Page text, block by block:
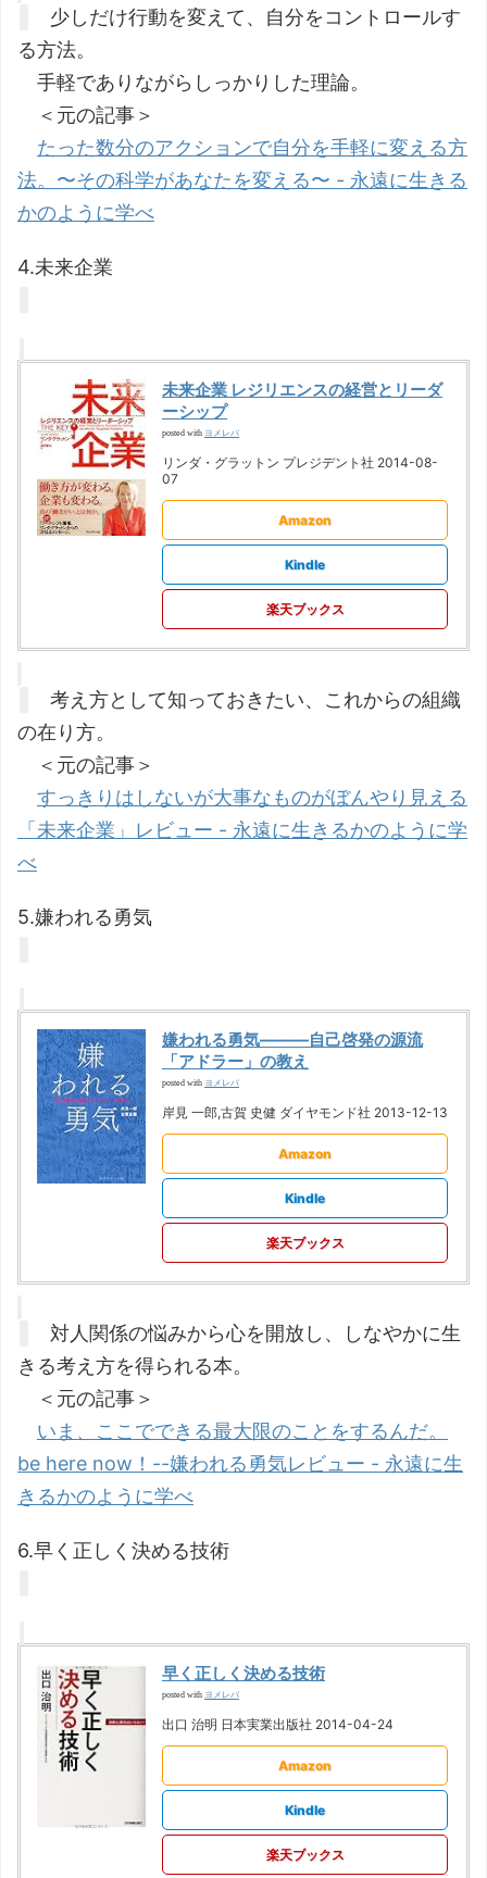
少しだけ行動を変えて、自分をコントロールす
る方法。
手軽でありながらしっかりした理論。
＜元の記事＞
たった数分のアクションで自分を手軽に変える方
法。〜その科学があなたを変える〜 - 永遠に生きる
かのように学べ
4.未来企業
未来企業 レジリエンスの経営とリーダ
ーシップ
posted with ヨメレバ
リンダ・グラットン プレジデント社 2014-08-
07
Amazon
Kindle
楽天ブックス
考え方として知っておきたい、これからの組織
の在り方。
＜元の記事＞
すっきりはしないが大事なものがぼんやり見える
「未来企業」レビュー - 永遠に生きるかのように学
べ
5.嫌われる勇気
嫌われる勇気―――自己啓発の源流
「アドラー」の教え
posted with ヨメレバ
岸見 一郎,古賀 史健 ダイヤモンド社 2013-12-13
Amazon
Kindle
楽天ブックス
対人関係の悩みから心を開放し、しなやかに生
きる考え方を得られる本。
＜元の記事＞
いま、ここでできる最大限のことをするんだ。
be here now！--嫌われる勇気レビュー - 永遠に生
きるかのように学べ
6.早く正しく決める技術
早く正しく決める技術
posted with ヨメレバ
出口 治明 日本実業出版社 2014-04-24
Amazon
Kindle
楽天ブックス